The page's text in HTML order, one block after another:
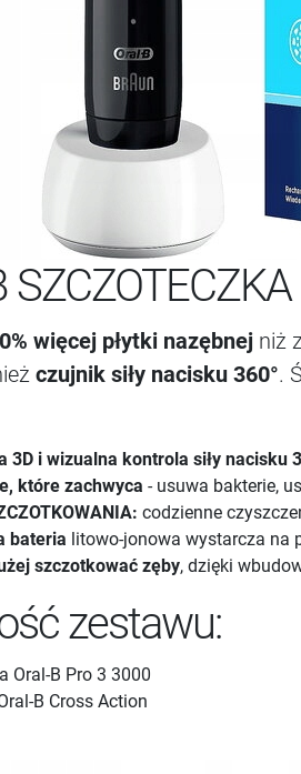
więcej płytki nazębnej niż
czujnik siły nacisku 360°.
3D i wizualna kontrola siły nacisku
które zachwyca - usuwa bakterie,
codzienne
bateria litowo-jonowa wystarcza na
szczotkować zęby, dzięki
zestawu:
Oral-B Pro 3 3000
B Cross Action